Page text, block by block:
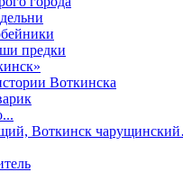
предки
Воткинска
Воткинск